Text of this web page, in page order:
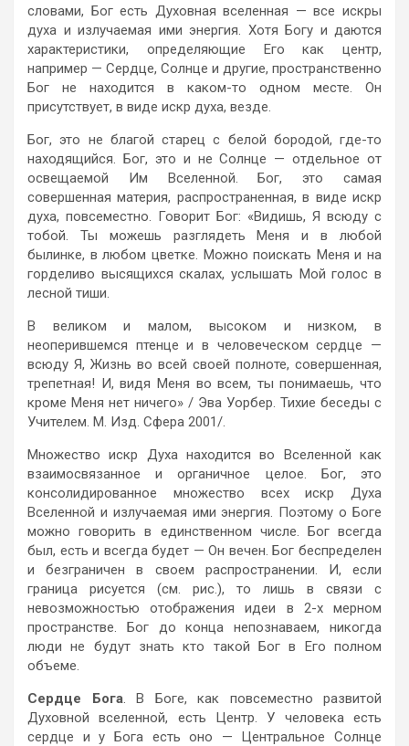
словами, Бог есть Духовная вселенная — все искры
духа и излучаемая ими энергия. Хотя Богу и даются
характеристики, определяющие Его как центр,
например — Сердце, Солнце и другие, пространственно
Бог не находится в каком-то одном месте. Он
присутствует, в виде искр духа, везде.
Бог, это не благой старец с белой бородой, где-то
находящийся. Бог, это и не Солнце — отдельное от
освещаемой Им Вселенной. Бог, это самая
совершенная материя, распространенная, в виде искр
духа, повсеместно. Говорит Бог: «Видишь, Я всюду с
тобой. Ты можешь разглядеть Меня и в любой
былинке, в любом цветке. Можно поискать Меня и на
горделиво высящихся скалах, услышать Мой голос в
лесной тиши.
В великом и малом, высоком и низком, в
неоперившемся птенце и в человеческом сердце —
всюду Я, Жизнь во всей своей полноте, совершенная,
трепетная! И, видя Меня во всем, ты понимаешь, что
кроме Меня нет ничего» / Эва Уорбер. Тихие беседы с
Учителем. М. Изд. Сфера 2001/.
Множество искр Духа находится во Вселенной как
взаимосвязанное и органичное целое. Бог, это
консолидированное множество всех искр Духа
Вселенной и излучаемая ими энергия. Поэтому о Боге
можно говорить в единственном числе. Бог всегда
был, есть и всегда будет — Он вечен. Бог беспределен
и безграничен в своем распространении. И, если
граница рисуется (см. рис.), то лишь в связи с
невозможностью отображения идеи в 2-х мерном
пространстве. Бог до конца непознаваем, никогда
люди не будут знать кто такой Бог в Его полном
объеме.
Сердце Бога. В Боге, как повсеместно развитой
Духовной вселенной, есть Центр. У человека есть
сердце и у Бога есть оно — Центральное Солнце